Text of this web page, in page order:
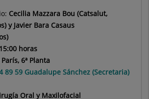
Cecilia Mazzara Bou (Catsalut,
y Javier Bara Casaus
horas
6ª Planta
89 59 Guadalupe Sánchez (Secretaria)
Oral y Maxilofacial